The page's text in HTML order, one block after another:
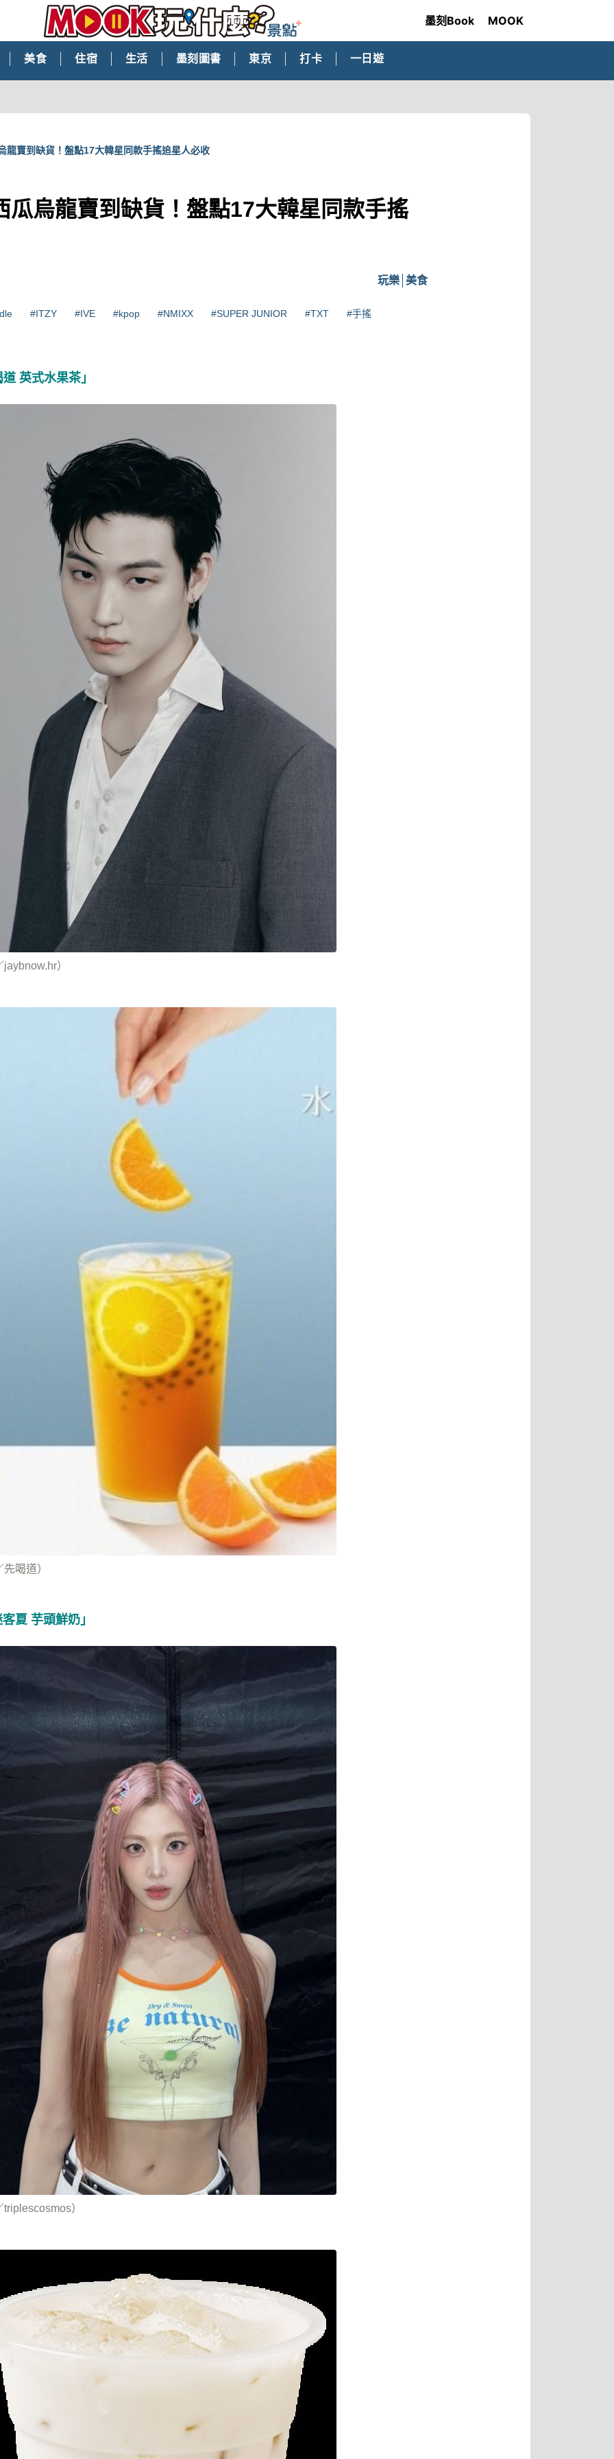
墨刻Book MOOK
美食 住宿 生活 墨刻圖書 東京 打卡 一日遊
龍賣到缺貨！盤點17大韓星同款手搖追星人必收
瓜烏龍賣到缺貨！盤點17大韓星同款手搖
玩樂 美食
#ITZY #IVE #kpop #NMIXX #SUPER JUNIOR #TXT #手搖
英式水果茶」
）
喝道）
夏 芋頭鮮奶」
）